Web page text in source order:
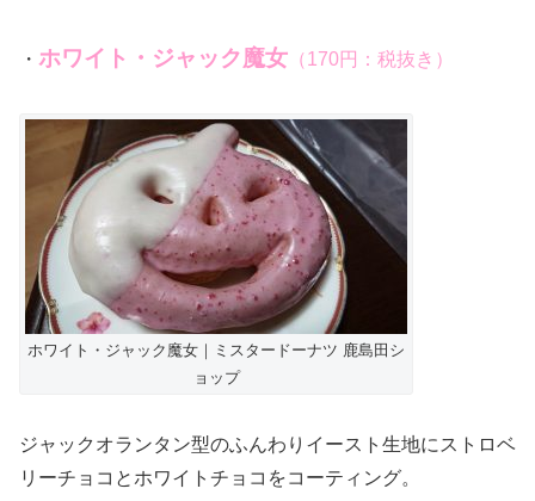
・ ホワイト・ジャック魔女 （170円：税抜き）
ホワイト・ジャック魔女｜ミスタードーナツ 鹿島田シ
ョップ
ジャックオランタン型のふんわりイースト生地にストロベ
リーチョコとホワイトチョコをコーティング。